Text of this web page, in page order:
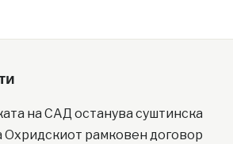
на САД останува суштинска
Охридскиот рамковен договор